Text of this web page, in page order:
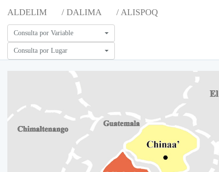
ALDELIM / DALIMA / ALISPOQ
Consulta por Variable
Consulta por Lugar